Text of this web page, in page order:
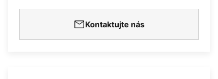
Kontaktujte nás